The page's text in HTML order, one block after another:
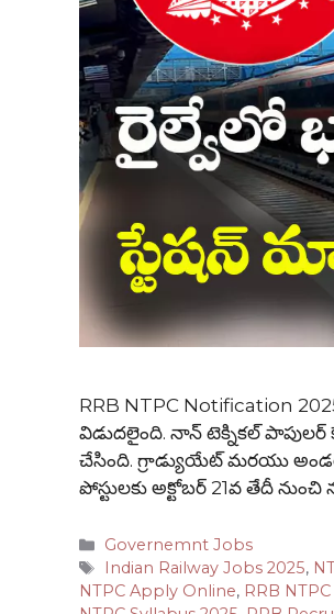
RRB NTPC Notification
విడుదలైంది. నాన్ టెక్నికల్
చేసింది. గ్రాడ్యుయేట్ మరయు
పోస్టులకు అక్టోబర్ 21వ తేదీ
Categories
Governemnt Jobs
Tags
Indian Railway Jobs 2025,
NTPC Apply Online, RRB